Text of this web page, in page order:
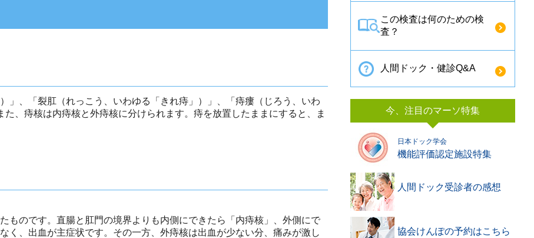
」、「裂肛（れっこう、いわゆる「きれ痔」）」、「痔瘻（じろう、いわ
、痔核は内痔核と外痔核に分けられます。痔を放置したままにすると、ま
ものです。直腸と肛門の境界よりも内側にできたら「内痔核」、外側にで
く、出血が主症状です。その一方、外痔核は出血が少ない分、痛みが激し
この検査は何のための検
査？
人間ドック・健診Q&A
今、注目のマーソ特集
日本ドック学会
機能評価認定施設特集
人間ドック受診者の感想
協会けんぽの予約はこちら